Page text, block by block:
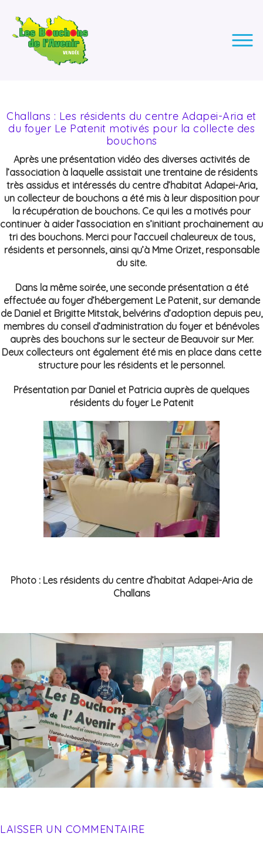
Challans : Les résidents du centre Adapei-Aria et
du foyer Le Patenit motivés pour la collecte des
bouchons
Après une présentation vidéo des diverses activités de
l’association à laquelle assistait une trentaine de résidents
très assidus et intéressés du centre d’habitat Adapei-Aria,
un collecteur de bouchons a été mis à leur disposition pour
la récupération de bouchons. Ce qui les a motivés pour
continuer à aider l’association en s’initiant prochainement au
tri des bouchons. Merci pour l’accueil chaleureux de tous,
résidents et personnels, ainsi qu’à Mme Orizet, responsable
du site.
Dans la même soirée, une seconde présentation a été
effectuée au foyer d’hébergement Le Patenit, sur demande
de Daniel et Brigitte Mitstak, belvérins d’adoption depuis peu,
membres du conseil d’administration du foyer et bénévoles
auprès des bouchons sur le secteur de Beauvoir sur Mer.
Deux collecteurs ont également été mis en place dans cette
structure pour les résidents et le personnel.
Présentation par Daniel et Patricia auprès de quelques
résidents du foyer Le Patenit
Photo : Les résidents du centre d’habitat Adapei-Aria de
Challans
LAISSER UN COMMENTAIRE